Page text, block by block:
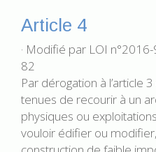
Article 4
· Modifié par LOI
82
Par dérogation à l’article
tenues de recourir à un
physiques ou
vouloir édifier ou